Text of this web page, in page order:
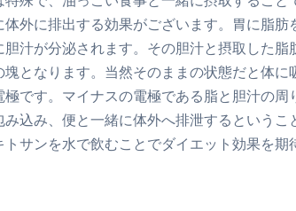
外に排出する効果がございます。胃に脂肪
汁が分泌されます。その胆汁と摂取した脂
となります。当然そのままの状態だと体に
です。マイナスの電極である脂と胆汁の周
込み、便と一緒に体外へ排泄するというこ
サンを水で飲むことでダイエット効果を期